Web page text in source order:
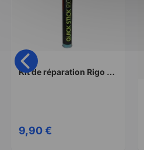
Kit de réparation Rigo Quick stick pate bi composant petit format
9,90 €